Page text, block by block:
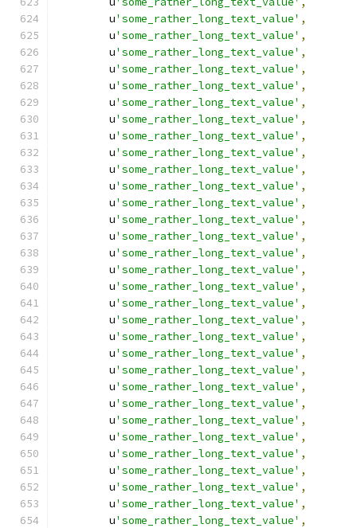
        u
'some_rather_long_text_value' ,
        u
'some_rather_long_text_value' ,
        u
'some_rather_long_text_value' ,
        u
'some_rather_long_text_value' ,
        u
'some_rather_long_text_value' ,
        u
'some_rather_long_text_value' ,
        u
'some_rather_long_text_value' ,
        u
'some_rather_long_text_value' ,
        u
'some_rather_long_text_value' ,
        u
'some_rather_long_text_value' ,
        u
'some_rather_long_text_value' ,
        u
'some_rather_long_text_value' ,
        u
'some_rather_long_text_value' ,
        u
'some_rather_long_text_value' ,
        u
'some_rather_long_text_value' ,
        u
'some_rather_long_text_value' ,
        u
'some_rather_long_text_value' ,
        u
'some_rather_long_text_value' ,
        u
'some_rather_long_text_value' ,
        u
'some_rather_long_text_value' ,
        u
'some_rather_long_text_value' ,
        u
'some_rather_long_text_value' ,
        u
'some_rather_long_text_value' ,
        u
'some_rather_long_text_value' ,
        u
'some_rather_long_text_value' ,
        u
'some_rather_long_text_value' ,
        u
'some_rather_long_text_value' ,
        u
'some_rather_long_text_value' ,
        u
'some_rather_long_text_value' ,
        u
'some_rather_long_text_value' ,
        u
'some_rather_long_text_value' ,